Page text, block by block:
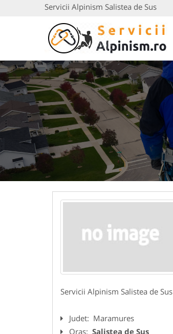
Servicii Alpinism Salistea de Sus
Servicii Alpinism Salistea de Sus
Judet: Maramures
Oras: Salistea de Sus